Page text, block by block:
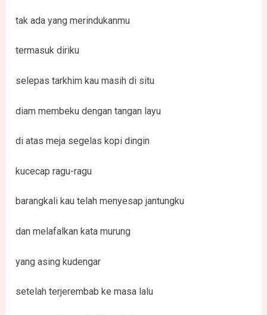
tak ada yang merindukanmu
termasuk diriku
selepas tarkhim kau masih di situ
diam membeku dengan tangan layu
di atas meja segelas kopi dingin
kucecap ragu-ragu
barangkali kau telah menyesap jantungku
dan melafalkan kata murung
yang asing kudengar
setelah terjerembab ke masa lalu